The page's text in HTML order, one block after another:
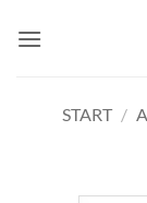
Inhalt
START /